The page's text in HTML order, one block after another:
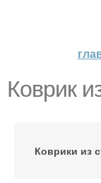
Коврик
Коврики из